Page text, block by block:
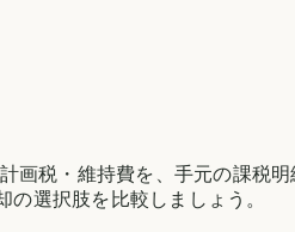
計画税・維持費を、手元の課税
選択肢を比較しましょう。